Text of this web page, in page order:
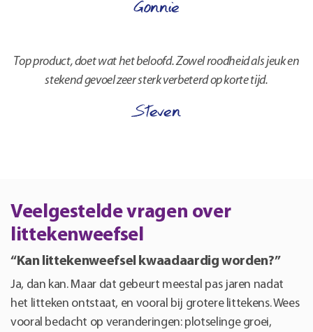
Gonnie
Top product, doet wat het beloofd. Zowel roodheid als jeuk en
stekend gevoel zeer sterk verbeterd op korte tijd.
Steven
Veelgestelde vragen over
littekenweefsel
“Kan littekenweefsel kwaadaardig worden?”
Ja, dan kan. Maar dat gebeurt meestal pas jaren nadat
het litteken ontstaat, en vooral bij grotere littekens. Wees
vooral bedacht op veranderingen: plotselinge groei,